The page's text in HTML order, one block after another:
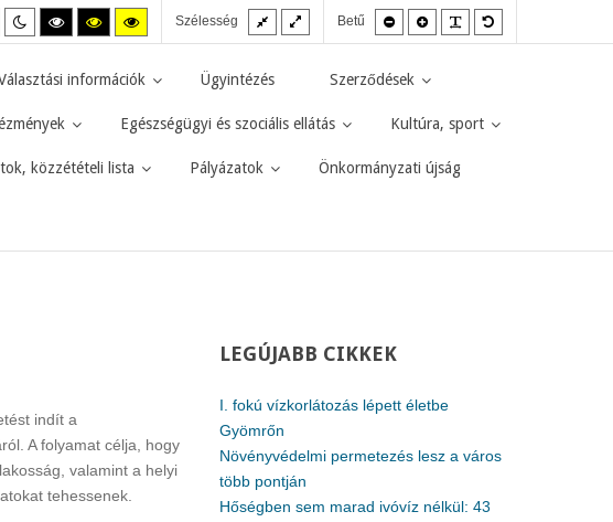
Éjszakai
mód
Magas
kontraszt
mód.
Magas
kontraszt
mód.
Magas
kontraszt
mód.
Szélesség
Fix
elrendezés
Széles
elrendezés
Betű
Kisebb
betűméret
Nagyobb
betűméret
információk Ügyintézés Szerződések
Egészségügyi és szociális ellátás Kultúra, sport
közzétételi lista Pályázatok Önkormányzati újság
indít a
A folyamat célja, hogy
valamint a helyi
tehessenek.
LEGÚJABB CIKKEK
I. fokú vízkorlátozás lépett életbe
Gyömrőn
Növényvédelmi permetezés lesz a város
több pontján
Hőségben sem marad ivóvíz nélkül: 43